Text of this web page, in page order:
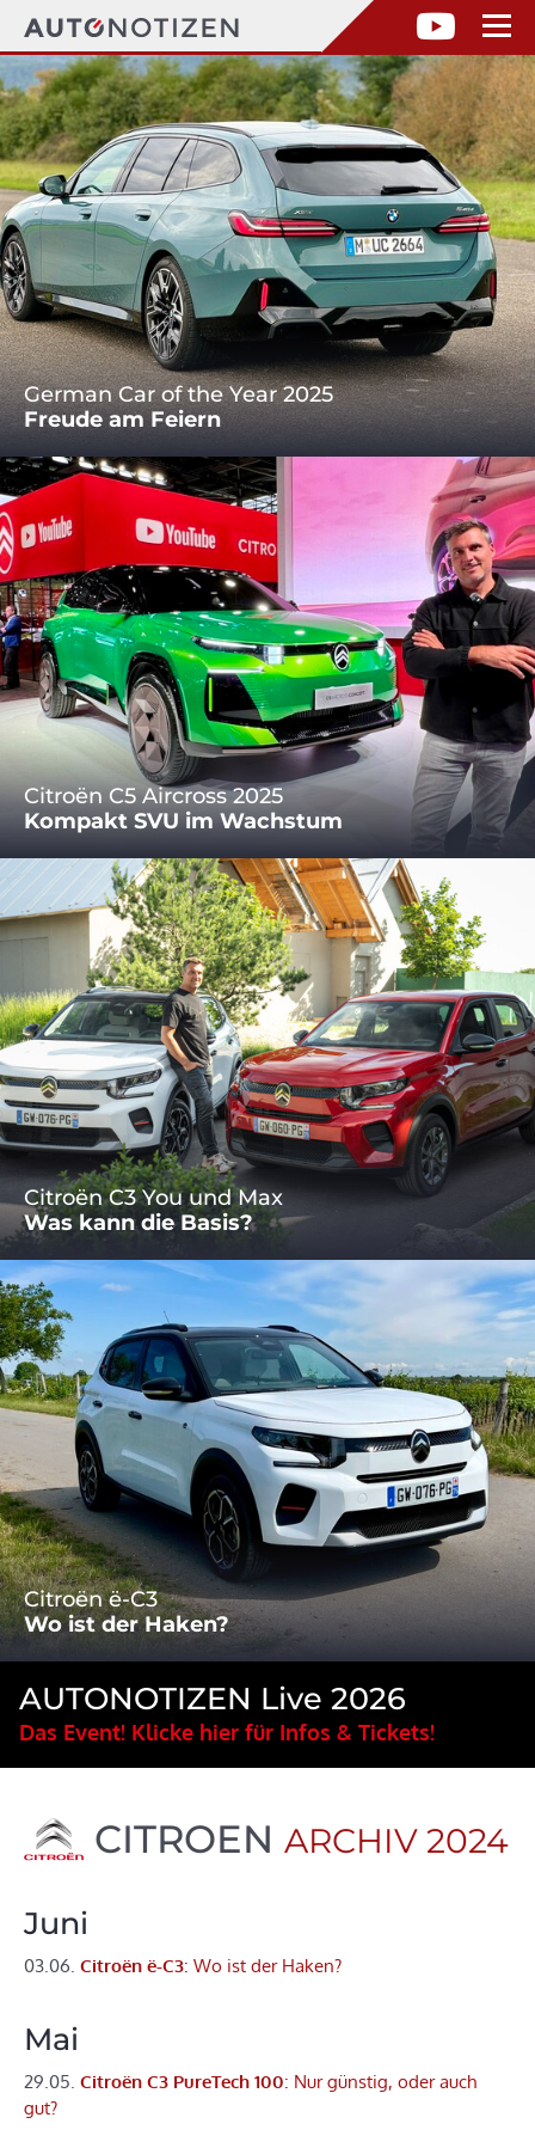
German Car of the Year 2025
Freude am Feiern
Citroën C5 Aircross 2025
Kompakt SVU im Wachstum
Citroën C3 You und Max
Was kann die Basis?
Citroën ë-C3
Wo ist der Haken?
AUTONOTIZEN Live 2026
Das Event! Klicke hier für Infos & Tickets!
CITROEN ARCHIV 2024
Juni
03.06. Citroën ë-C3: Wo ist der Haken?
Mai
29.05. Citroën C3 PureTech 100: Nur günstig, oder auch
gut?